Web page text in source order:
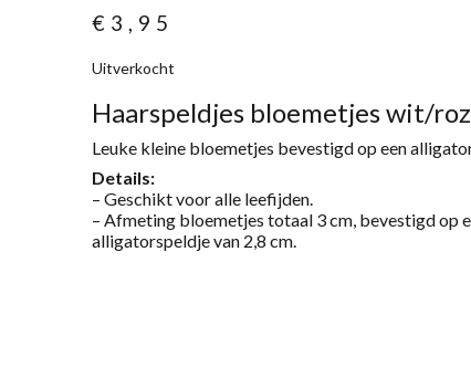
€ 3,95
Uitverkocht
Haarspeldjes bloemetjes wit/
Leuke kleine bloemetjes bevestigd op een
Details:
– Geschikt voor alle leefijden.
– Afmeting bloemetjes totaal 3 cm, bevestigd op
alligatorspeldje van 2,8 cm.